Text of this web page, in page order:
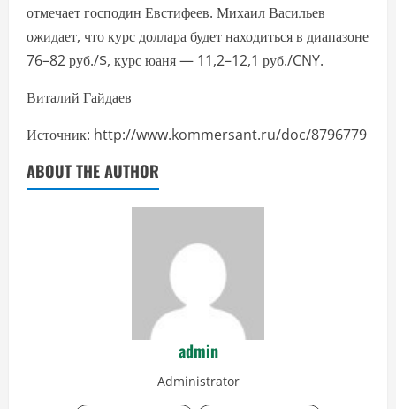
отмечает господин Евстифеев. Михаил Васильев
ожидает, что курс доллара будет находиться в диапазоне
76–82 руб./$, курс юаня — 11,2–12,1 руб./CNY.
Виталий Гайдаев
Источник: http://www.kommersant.ru/doc/8796779
ABOUT THE AUTHOR
admin
Administrator